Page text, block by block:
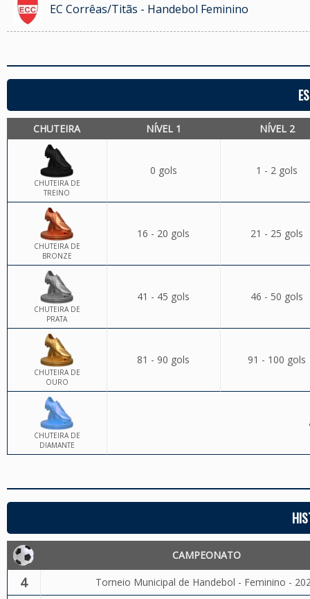
EC Corrêas/Titãs - Handebol Feminino
CHUTEIRA NÍVEL 1 NÍVEL 2
CHUTEIRA DE
TREINO
0 gols 1 - 2 gols
CHUTEIRA DE
BRONZE
16 - 20 gols 21 - 25 gols
CHUTEIRA DE
PRATA
41 - 45 gols 46 - 50 gols
CHUTEIRA DE
OURO
81 - 90 gols 91 - 100 gols
CHUTEIRA DE
DIAMANTE
CAMPEONATO
4 Torneio Municipal de Handebol - Feminino -